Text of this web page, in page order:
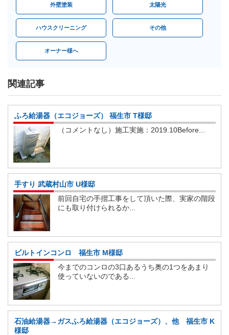
外壁塗装 太陽光
ハウスクリーニング その他
オーナー様へ
関連記事
ふろ給湯器（エコジョーズ） 福生市 T様邸
（コメントなし）施工実施：2019.10Before...
手すり 武蔵村山市 U様邸
前回自宅の手摺工事をして頂いた際、実家の階段
にも取り付けられるか...
ビルトインコンロ 福生市 M様邸
今までのコンロの3口あるうち奥の1つをあまり
使っていないのである...
石油給湯器→ガスふろ給湯器（エコジョーズ）、他 福生市 K
様邸